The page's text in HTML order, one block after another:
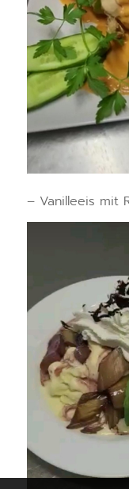
– Vanilleeis mit